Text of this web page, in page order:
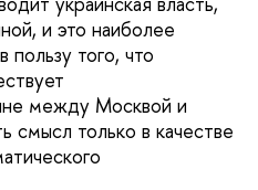
и это наиболее
пользу того, что
между Москвой и
смысл только в качестве